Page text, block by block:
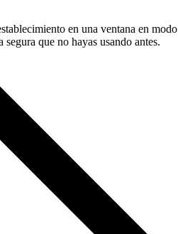
en una ventana en modo
que no hayas usando antes.